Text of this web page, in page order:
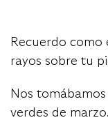
Recuerdo como
rayos sobre tu
Nos
verdes de marzo.